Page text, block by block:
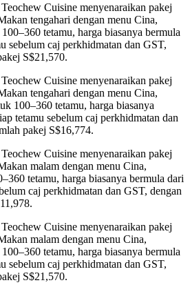
Cuisine menyenaraikan pakej
tengahari dengan menu Cina,
tetamu, harga biasanya bermula
sebelum caj perkhidmatan dan GST,
S$21,570.
Cuisine menyenaraikan pakej
tengahari dengan menu Cina,
100–360 tetamu, harga biasanya
tetamu sebelum caj perkhidmatan dan
pakej S$16,774.
Cuisine menyenaraikan pakej
malam dengan menu Cina,
tetamu, harga biasanya bermula dari
caj perkhidmatan dan GST, dengan
Cuisine menyenaraikan pakej
malam dengan menu Cina,
tetamu, harga biasanya bermula
sebelum caj perkhidmatan dan GST,
S$21,570.